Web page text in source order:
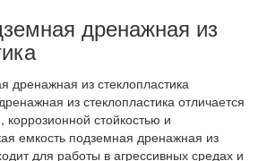
дренажная из
из стеклопластика отличается
коррозионной стойкостью и
емкость подземная дренажная из
для работы в агрессивных средах и